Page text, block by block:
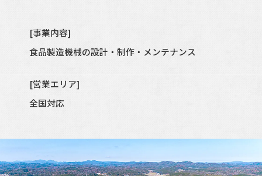
[事業内容]
食品製造機械の設計・制作・メンテナンス
[営業エリア]
全国対応